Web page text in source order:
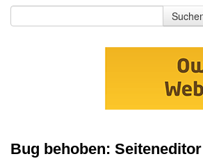
Suche im Forum
Bug behoben: